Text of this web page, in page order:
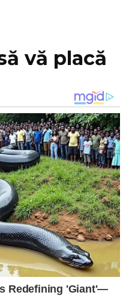
vă placă